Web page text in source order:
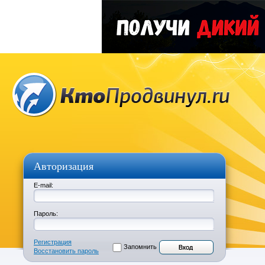
Авторизация
E-mail:
Пароль:
Регистрация
Восстановить пароль
Запомнить